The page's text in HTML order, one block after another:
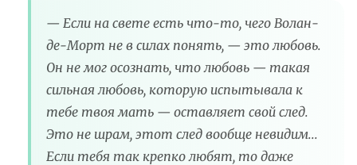
— Если на свете есть что-то, чего Волан-
де-Морт не в силах понять, — это любовь.
Он не мог осознать, что любовь — такая
сильная любовь, которую испытывала к
тебе твоя мать — оставляет свой след.
Это не шрам, этот след вообще невидим...
Если тебя так крепко любят, то даже